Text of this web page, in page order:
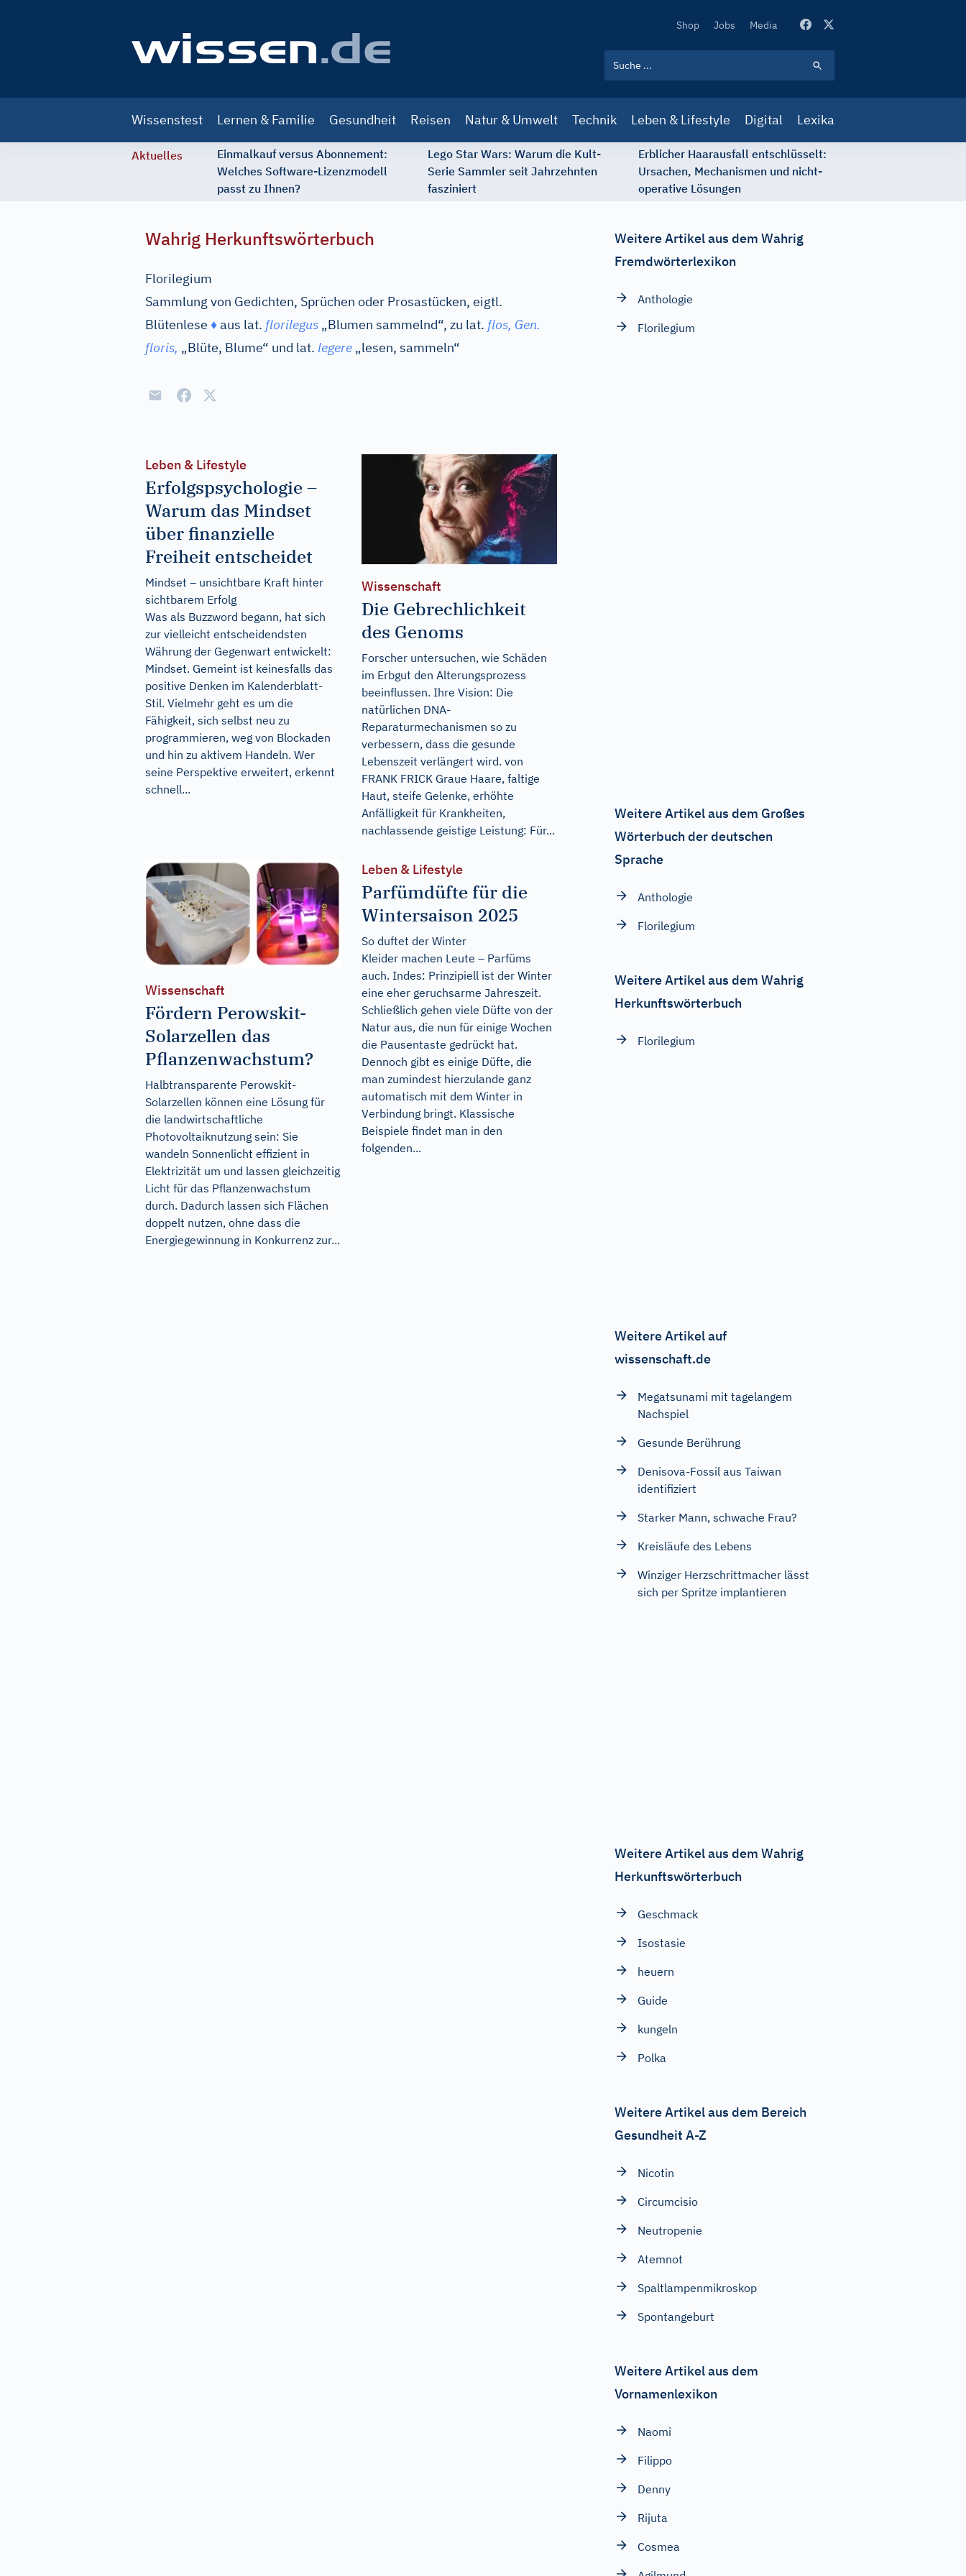
Secondary
Shop Jobs Media
navigation
Wissenstest Lernen & Familie Gesundheit Reisen Natur & Umwelt Technik Leben & Lifestyle Digital Lexika
Aktuelles
Einmalkauf versus Abonnement:
Welches Software-Lizenzmodell
passt zu Ihnen?
Lego Star Wars: Warum die Kult-
Serie Sammler seit Jahrzehnten
fasziniert
Erblicher Haarausfall entschlüsselt:
Ursachen, Mechanismen und nicht-
operative Lösungen
Wahrig Herkunftswörterbuch
Florilegium
Sammlung von Gedichten, Sprüchen oder Prosastücken, eigtl.
Blütenlese ♦aus lat. florilegus „Blumen sammelnd“, zu lat. flos, Gen.
floris, „Blüte, Blume“ und lat. legere „lesen, sammeln“
Leben & Lifestyle
Erfolgspsychologie –
Warum das Mindset
über finanzielle
Freiheit entscheidet
Mindset – unsichtbare Kraft hinter
sichtbarem Erfolg
Was als Buzzword begann, hat sich
zur vielleicht entscheidendsten
Währung der Gegenwart entwickelt:
Mindset. Gemeint ist keinesfalls das
positive Denken im Kalenderblatt-
Stil. Vielmehr geht es um die
Fähigkeit, sich selbst neu zu
programmieren, weg von Blockaden
und hin zu aktivem Handeln. Wer
seine Perspektive erweitert, erkennt
schnell...
Wissenschaft
Die Gebrechlichkeit
des Genoms
Forscher untersuchen, wie Schäden
im Erbgut den Alterungsprozess
beeinflussen. Ihre Vision: Die
natürlichen DNA-
Reparaturmechanismen so zu
verbessern, dass die gesunde
Lebenszeit verlängert wird. von
FRANK FRICK Graue Haare, faltige
Haut, steife Gelenke, erhöhte
Anfälligkeit für Krankheiten,
nachlassende geistige Leistung: Für...
Wissenschaft
Fördern Perowskit-
Solarzellen das
Pflanzenwachstum?
Halbtransparente Perowskit-
Solarzellen können eine Lösung für
die landwirtschaftliche
Photovoltaiknutzung sein: Sie
wandeln Sonnenlicht effizient in
Elektrizität um und lassen gleichzeitig
Licht für das Pflanzenwachstum
durch. Dadurch lassen sich Flächen
doppelt nutzen, ohne dass die
Energiegewinnung in Konkurrenz zur...
Leben & Lifestyle
Parfümdüfte für die
Wintersaison 2025
So duftet der Winter
Kleider machen Leute – Parfüms
auch. Indes: Prinzipiell ist der Winter
eine eher geruchsarme Jahreszeit.
Schließlich gehen viele Düfte von der
Natur aus, die nun für einige Wochen
die Pausentaste gedrückt hat.
Dennoch gibt es einige Düfte, die
man zumindest hierzulande ganz
automatisch mit dem Winter in
Verbindung bringt. Klassische
Beispiele findet man in den
folgenden...
Weitere Artikel aus dem Wahrig
Fremdwörterlexikon
Anthologie
Florilegium
Weitere Artikel aus dem Großes
Wörterbuch der deutschen
Sprache
Anthologie
Florilegium
Weitere Artikel aus dem Wahrig
Herkunftswörterbuch
Florilegium
Weitere Artikel auf
wissenschaft.de
Megatsunami mit tagelangem
Nachspiel
Gesunde Berührung
Denisova-Fossil aus Taiwan
identifiziert
Starker Mann, schwache Frau?
Kreisläufe des Lebens
Winziger Herzschrittmacher lässt
sich per Spritze implantieren
Weitere Artikel aus dem Wahrig
Herkunftswörterbuch
Geschmack
Isostasie
heuern
Guide
kungeln
Polka
Weitere Artikel aus dem Bereich
Gesundheit A-Z
Nicotin
Circumcisio
Neutropenie
Atemnot
Spaltlampenmikroskop
Spontangeburt
Weitere Artikel aus dem
Vornamenlexikon
Naomi
Filippo
Denny
Rijuta
Cosmea